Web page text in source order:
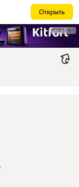
Открыть
РЕКЛАМА